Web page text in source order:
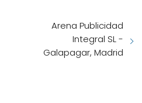
Arena Publicidad
Integral SL -
Galapagar, Madrid